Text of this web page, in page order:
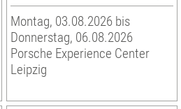
Montag, 03.08.2026 bis
Donnerstag, 06.08.2026
Porsche Experience Center
Leipzig